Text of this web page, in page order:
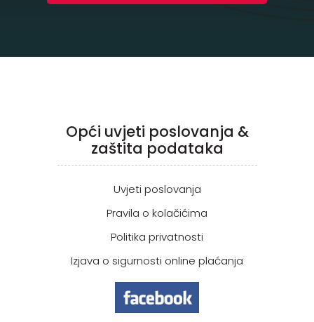
Opći uvjeti poslovanja &
zaštita podataka
Uvjeti poslovanja
Pravila o kolačićima
Politika privatnosti
Izjava o sigurnosti online plaćanja